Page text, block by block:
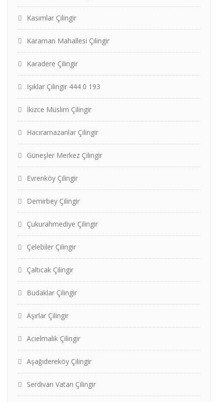
Kasımlar Çilingir
Karaman Mahallesi Çilingir
Karadere Çilingir
Işıklar Çilingir 444 0 193
İkizce Müslim Çilingir
Hacıramazanlar Çilingir
Güneşler Merkez Çilingir
Evrenköy Çilingir
Demirbey Çilingir
Çukurahmediye Çilingir
Çelebiler Çilingir
Çaltıcak Çilingir
Budaklar Çilingir
Aşırlar Çilingir
Acıelmalık Çilingir
Aşağıdereköy Çilingir
Serdivan Vatan Çilingir